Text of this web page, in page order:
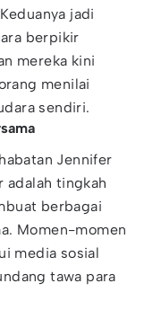
jadi
berpikir
mereka kini
menilai
sendiri.
Jennifer
adalah tingkah
berbagai
Momen-momen
media sosial
tawa para